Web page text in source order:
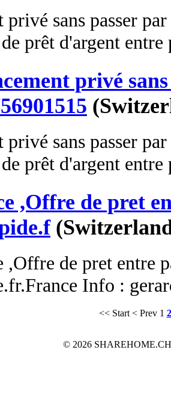
privé sans passer
prêt d'argent
privé
privé sans passer
prêt d'argent
,Offre de pret
,Offre de pret entre
Info :
<< Start < Prev 1 2
© 2026